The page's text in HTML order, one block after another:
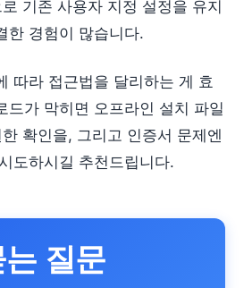
기존 사용자 지정 설정을 유지
한 경험이 많습니다.
따라 접근법을 달리하는 게 효
드가 막히면 오프라인 설치 파일
확인을, 그리고 인증서 문제엔
도하시길 추천드립니다.
질문